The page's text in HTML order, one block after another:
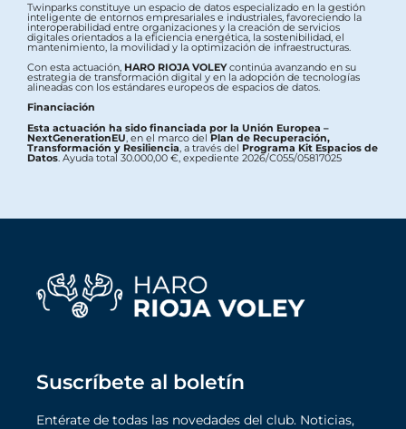
Twinparks constituye un espacio de datos especializado en la gestión
inteligente de entornos empresariales e industriales, favoreciendo la
interoperabilidad entre organizaciones y la creación de servicios
digitales orientados a la eficiencia energética, la sostenibilidad, el
mantenimiento, la movilidad y la optimización de infraestructuras.
Con esta actuación, HARO RIOJA VOLEYcontinúa avanzando en su
estrategia de transformación digital y en la adopción de tecnologías
alineadas con los estándares europeos de espacios de datos.
Financiación
Esta actuación ha sido financiada por la Unión Europea –
NextGenerationEU , en el marco delPlan de Recuperación,
Transformación y Resiliencia , a través del Programa Kit Espacios de
Datos . Ayuda total 30.000,00 €, expediente 2026/C055/05817025
Suscríbete al boletín
Entérate de todas las novedades del club. Noticias,